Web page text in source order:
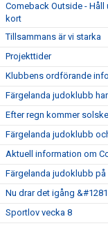
Comeback Outside -
kort
Tillsammans är vi starka
Projekttider
Klubbens ordförande
Färgelanda judoklubb
Efter regn kommer
Färgelanda judoklubb
Aktuell information om
Färgelanda judoklubb
Nu drar det igång
Sportlov vecka 8